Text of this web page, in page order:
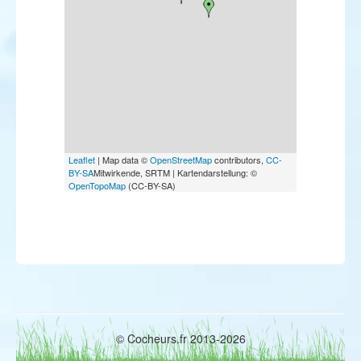
Leaflet | Map data ©OpenStreetMapcontributors, CC-
BY-SAMitwirkende, SRTM | Kartendarstellung: ©
OpenTopoMap (CC-BY-SA)
© Cocheurs.fr 2013-2026